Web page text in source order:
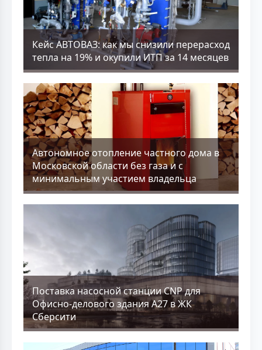
Кейс АВТОВАЗ: как мы снизили перерасход
тепла на 19% и окупили ИТП за 14 месяцев
Aвтономное отопление частного дома в
Московской области без газа и с
минимальным участием владельца
Поставка насосной станции CNP для
Офисно-делового здания А27 в ЖК
Сберсити